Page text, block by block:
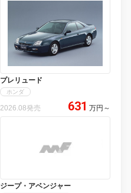
プレリュード
ホンダ
2026.08発売 631 万円 ～
ジープ・アベンジャー